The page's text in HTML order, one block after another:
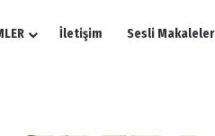
İletişim Sesli Makaleler